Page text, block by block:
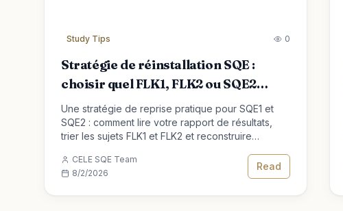
Study Tips 0
Stratégie de réinstallation SQE :
choisir quel FLK1, FLK2 ou SQE2
retravailler
Une stratégie de reprise pratique pour SQE1 et
SQE2 : comment lire votre rapport de résultats,
trier les sujets FLK1 et FLK2 et reconstruire
CELE SQE Team
8/2/2026
Read